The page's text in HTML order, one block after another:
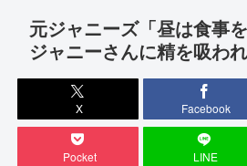
元ジャニーズ「昼は食事
ジャニーさんに精を吸わ
X Facebook
Pocket LINE